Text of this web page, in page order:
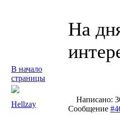
На
В начало
страницы
Hellzay
Написано:
Сообщение